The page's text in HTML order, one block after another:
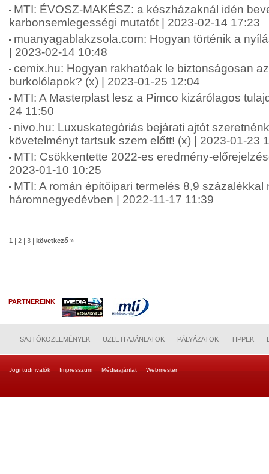
MTI: ÉVOSZ-MAKÉSZ: a készházaknál idén
karbonsemlegességi mutatót | 2023-02-14 17:23
muanyagablakzsola.com: Hogyan történik a
| 2023-02-14 10:48
cemix.hu: Hogyan rakhatóak le biztonságosan
burkolólapok? (x) | 2023-01-25 12:04
MTI: A Masterplast lesz a Pimco kizárólagos
24 11:50
nivo.hu: Luxuskategóriás bejárati ajtót
követelményt tartsuk szem előtt! (x) | 2023-01-23
MTI: Csökkentette 2022-es eredmény-
2023-01-10 10:25
MTI: A román építőipari termelés 8,9 százalékkal
háromnegyedévben | 2022-11-17 11:39
1 2 3 következő »
PARTNEREINK
SAJTÓKÖZLEMÉNYEK ÜZLETI AJÁNLATOK PÁLYÁZATOK TIPPEK
Jogi tudnivalók Impresszum Médiaajánlat Webmester